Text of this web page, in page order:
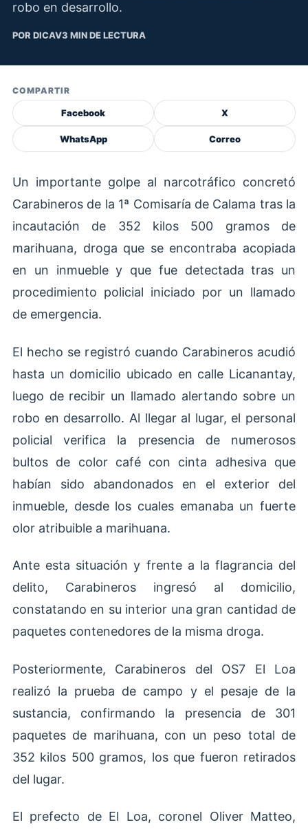
robo en desarrollo.
POR DICAV3 MIN DE LECTURA
COMPARTIR
Facebook X
WhatsApp Correo
Un importante golpe al narcotráfico concretó
Carabineros de la 1ª Comisaría de Calama tras la
incautación de 352 kilos 500 gramos de
marihuana, droga que se encontraba acopiada
en un inmueble y que fue detectada tras un
procedimiento policial iniciado por un llamado
de emergencia.
El hecho se registró cuando Carabineros acudió
hasta un domicilio ubicado en calle Licanantay,
luego de recibir un llamado alertando sobre un
robo en desarrollo. Al llegar al lugar, el personal
policial verifica la presencia de numerosos
bultos de color café con cinta adhesiva que
habían sido abandonados en el exterior del
inmueble, desde los cuales emanaba un fuerte
olor atribuible a marihuana.
Ante esta situación y frente a la flagrancia del
delito, Carabineros ingresó al domicilio,
constatando en su interior una gran cantidad de
paquetes contenedores de la misma droga.
Posteriormente, Carabineros del OS7 El Loa
realizó la prueba de campo y el pesaje de la
sustancia, confirmando la presencia de 301
paquetes de marihuana, con un peso total de
352 kilos 500 gramos, los que fueron retirados
del lugar.
El prefecto de El Loa, coronel Oliver Matteo,